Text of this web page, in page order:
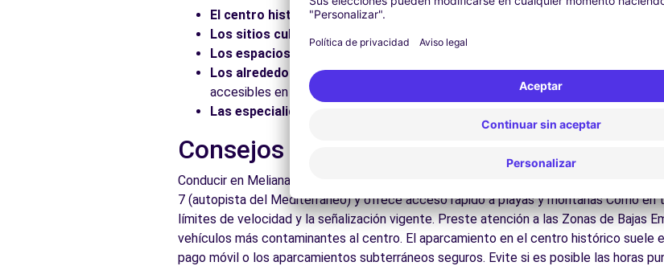
Free2Move Rent - S&YOU VALENCIA - Tres Cruces - Valencia (C)
8.9 km
Free2Move Rent - S&YOU VALENCIA - Tres Cruces - Valencia (D)
El centro histórico:Pasee por las calles del casco antiguo y descubra su
Los sitios culturales:
Los espacios naturales:
Disfrute de los parques y jardines para un descanso en
Los alrededores:Explore las playas de la Costa Blanca y Dorada, el interior
accesibles en coche.
Las especialidades locales:
Descubra la gastronomía regional en los
Consejos prácticos para conducir en
Conducir en Meliana es accesible para todos los conductores con algunos consejos
7 (autopista del Mediterráneo) y ofrece acceso rápido a playas y montañas Como
límites de velocidad y la señalización vigente. Preste atención a las Zonas de Bajas
vehículos más contaminantes al centro. El aparcamiento en el centro histórico suele
pago móvil o los aparcamientos subterráneos seguros. Evite si es posible las horas